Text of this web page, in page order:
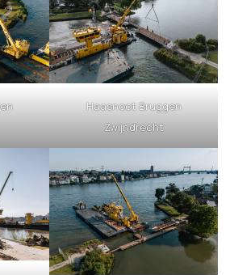
Haasnoot Bruggen
Zwijndrecht